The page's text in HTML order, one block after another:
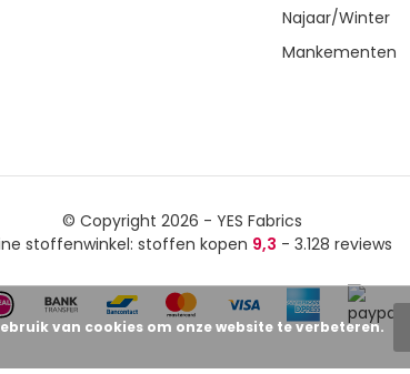
Najaar/Winter
Mankementen
© Copyright 2026 - YES Fabrics
stoffenwinkel: stoffen kopen 9,3 - 3.128 reviews
van cookies om onze website te verbeteren.